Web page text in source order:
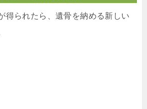
得られたら、遺骨を納める新しい